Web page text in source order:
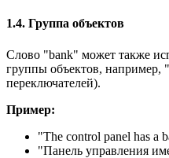
1.4. Группа объектов
Слово "bank" может также
группы объектов, например,
переключателей).
Пример:
"The control panel has a
"Панель управления